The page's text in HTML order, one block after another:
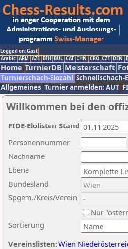
Logged on: Gast
Arabic ARM AZE BIH BUL CAT CHN CRO CZE DEN
Home TurnierDB Meisterschaft
Turnierschach-Elozahl Schnellschach-
Allgemeines Turnier anmelden: AUT
Willkommen bei den
Nachname
Ebene
Sortierung
Personennummer
Bundesland
Spgem./Kreis/Verein
Nur
Vereinslisten:Wien
FIDE-Elolisten Stand